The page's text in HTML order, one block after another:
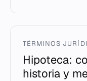
TÉRMINOS
Hipoteca:
historia y